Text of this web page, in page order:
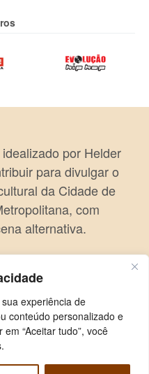
experiência de
conteúdo personalizado e
“Aceitar tudo”, você
por Helder
para divulgar o
da Cidade de
com
alternativa.